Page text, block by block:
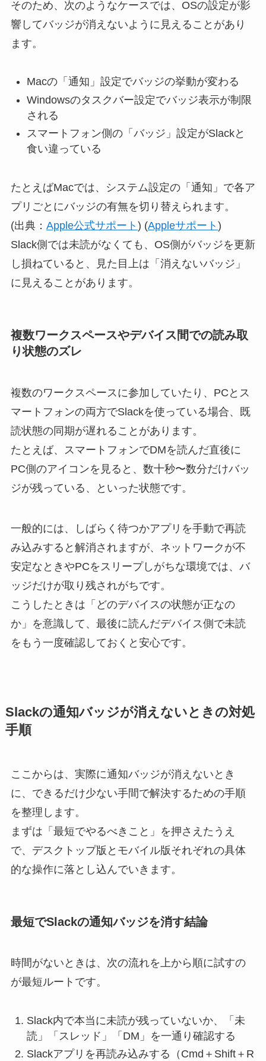
そのため、次のようなケースでは、OSの設定が影
響してバッジが消えないように見えることがあり
ます。
Macの「通知」設定でバッジの挙動が変わる
Windowsのタスクバー設定でバッジ表示が制限
される
スマートフォン側の「バッジ」設定がSlackと
食い違っている
たとえばMacでは、システム設定の「通知」で各ア
プリごとにバッジの有無を切り替えられます。
(出典： Apple公式サポート ) (Appleサポート )
Slack側では未読がなくても、OS側がバッジを更新
し損ねていると、見た目上は「消えないバッジ」
に見えることがあります。
複数ワークスペースやデバイス間での読み取
り状態のズレ
複数のワークスペースに参加していたり、PCとス
マートフォンの両方でSlackを使っている場合、既
読状態の同期が遅れることがあります。
たとえば、スマートフォンでDMを読んだ直後に
PC側のアイコンを見ると、数十秒〜数分だけバッ
ジが残っている、といった状態です。
一般的には、しばらく待つかアプリを手動で再読
み込みすると解消されますが、ネットワークが不
安定なときやPCをスリープしがちな環境では、バ
ッジだけが取り残されがちです。
こうしたときは「どのデバイスの状態が正なの
か」を意識して、最後に読んだデバイス側で未読
をもう一度確認しておくと安心です。
Slackの通知バッジが消えないときの対処
手順
ここからは、実際に通知バッジが消えないとき
に、できるだけ少ない手間で解決するための手順
を整理します。
まずは「最短でやるべきこと」を押さえたうえ
で、デスクトップ版とモバイル版それぞれの具体
的な操作に落とし込んでいきます。
最短でSlackの通知バッジを消す結論
時間がないときは、次の流れを上から順に試すの
が最短ルートです。
Slack内で本当に未読が残っていないか、「未
読」「スレッド」「DM」を一通り確認する
Slackアプリを再読み込みする（Cmd＋Shift＋R